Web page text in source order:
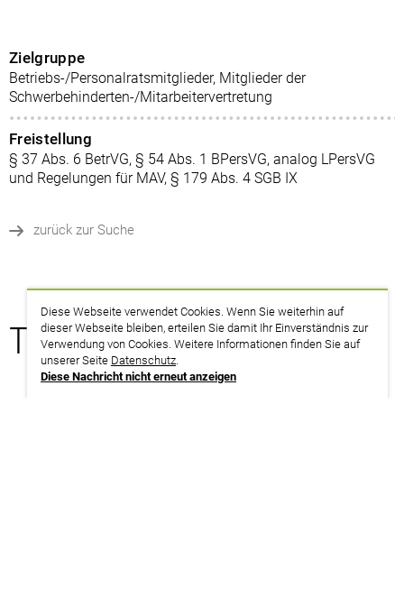
Diese Webseite verwendet Cookies. Wenn Sie weiterhin auf
dieser Webseite bleiben, erteilen Sie damit Ihr Einverständnis zur
Verwendung von Cookies. Weitere Informationen finden Sie auf
unserer Seite Datenschutz.
Diese Nachricht nicht erneut anzeigen
Zielgruppe
Betriebs-/Personalratsmitglieder, Mitglieder der
Schwerbehinderten-/Mitarbeitervertretung
Freistellung
§ 37 Abs. 6 BetrVG, § 54 Abs. 1 BPersVG, analog LPersVG
und Regelungen für MAV, § 179 Abs. 4 SGB IX
zurück zur Suche
Termine